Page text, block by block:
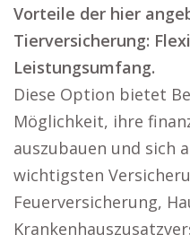
Vorteile der hier
Tierversicherung:
Leistungsumfang.
Diese Option bietet
Möglichkeit, ihre
auszubauen und sich
wichtigsten
Feuerversicherung,